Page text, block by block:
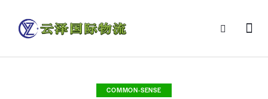
COMMON-SENSE